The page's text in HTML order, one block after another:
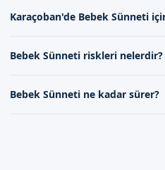
grubu ve işlem tekniklerindedir.
Karaçoban'de Bebek Sünneti
aracılığıyla veya iletişim
yeterlidir.
Bebek Sünneti riskleri
Ancak her tıbbi işlem gibi, bazı
Bebek Sünneti ne kadar sürer?